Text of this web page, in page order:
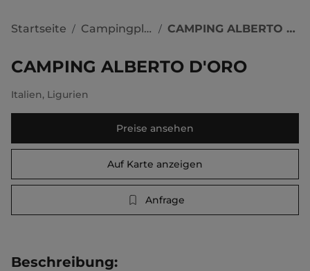
Startseite / Campingplätze / CAMPING ALBERTO D'ORO
CAMPING ALBERTO D'ORO
Italien, Ligurien
Preise ansehen
Auf Karte anzeigen
Anfrage
Beschreibung: